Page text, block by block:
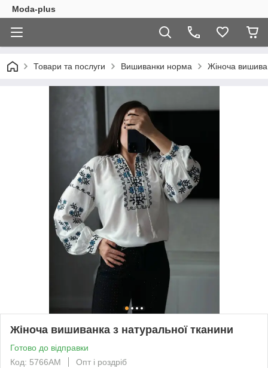
Moda-plus
Товари та послуги Вишиванки норма Жіноча
Жіноча вишиванка з натуральної тканини
Готово до відправки
Код: 5766АМ
Опт і роздріб